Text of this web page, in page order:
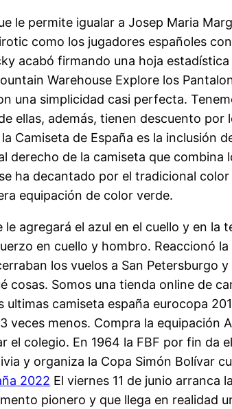
le permite igualar a Josep Maria
como los jugadores españoles
acabó firmando una hoja
Warehouse Explore los
una simplicidad casi perfecta.
ellas, además, tienen descuento
Camiseta de España es la inclusión
derecho de la camiseta que
ha decantado por el tradicional
equipación de color verde.
le agregará el azul en el cuello y en
en cuello y hombro. Reaccionó
los vuelos a San Petersburgo
cosas. Somos una tienda online de
ultimas camiseta españa eurocopa
veces menos. Compra la equipación
el colegio. En 1964 la FBF por fin da
y organiza la Copa Simón Bolívar
2022 El viernes 11 de junio arranca
pionero y que llega en realidad